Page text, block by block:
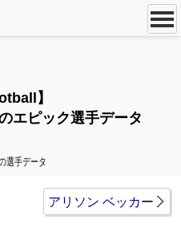
】
エピック選手データ
選手データ
アリソン ベッカー